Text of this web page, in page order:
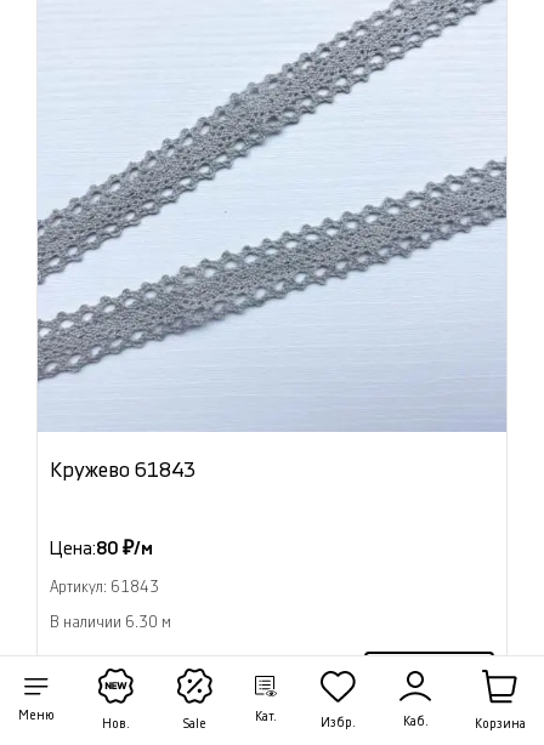
Меню
Нов. Sale
Кат. Избр. Каб. Корзина
Кружево 61843
Цена:80 ₽/м
Артикул: 61843
В наличии 6.30 м
В корзину